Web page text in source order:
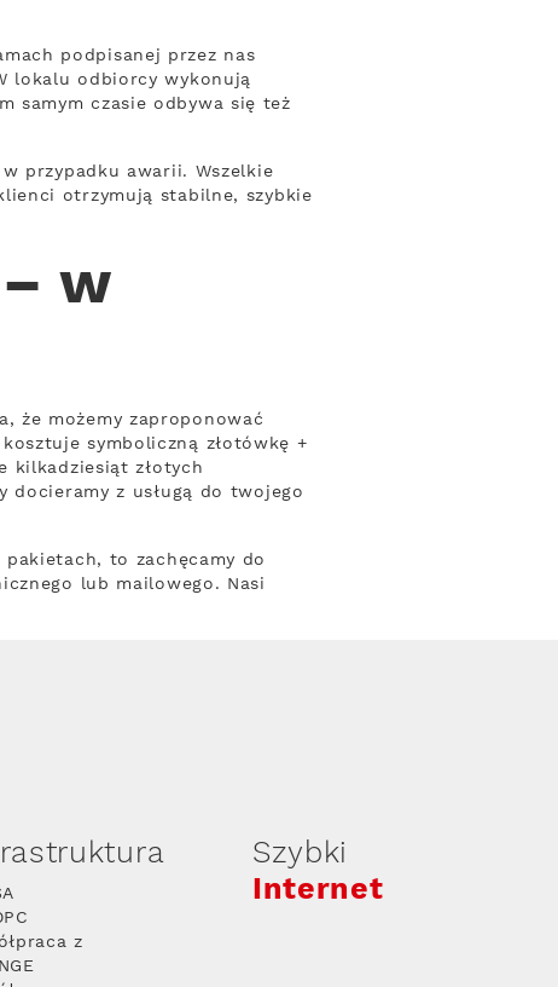
podpisanej przez nas
lokalu odbiorcy wykonują
samym czasie odbywa się też
przypadku awarii. Wszelkie
otrzymują stabilne, szybkie
w
że możemy zaproponować
symboliczną złotówkę +
kilkadziesiąt złotych
docieramy z usługą do twojego
to zachęcamy do
lub mailowego. Nasi
z
Szybki
Internet